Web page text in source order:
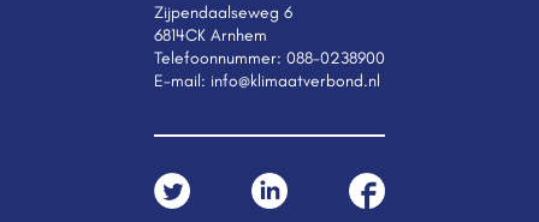
Zijpendaalseweg 6
6814CK Arnhem
Telefoonnummer: 088-0238900
E-mail: info@klimaatverbond.nl